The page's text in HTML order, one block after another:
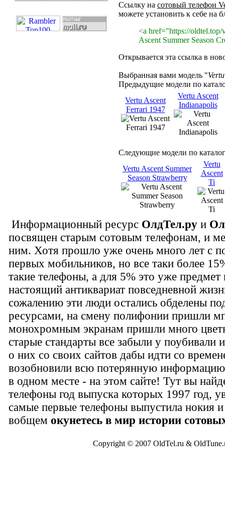
Ссылку на сотовый телефон
можете установить к себе на
<a href="https://
Ascent Summer Season
Открывается эта ссылка в
Выбранная вами модель "
Предыдущие модели по
Vertu Ascent
Ferrari 1947
Vertu Ascent
Indianapolis
Следующие модели по
Vertu Ascent Summer
Season Strawberry
Vertu
Ascent
Ti
Информационный ресурс ОлдТел.ру и
посвящен старым сотовым телефонам, и
ним. Хотя прошло уже очень много лет с
первых мобильников, но все таки более
такие телефоны, а для 5% это уже предмет
настоящий антиквариат повседневной
сожалению эти люди остались обделены
ресурсами, на смену полифонии пришли
монохромным экранам пришли много
старые стандарты все забыли у
о них со своих сайтов дабы идти со
возобновили всю потерянную информацию
в одном месте - на этом сайте! Тут вы
телефоны год выпуска которых 1997 год,
самые первые телефоны выпустила нокия
вобщем окунетесь в мир истории
Copyright © 2007 OldTel.ru &